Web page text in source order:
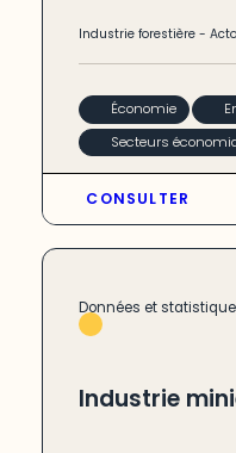
Industrie forestière -
Économie
Secteurs
CONSULTER
Données et
Industrie